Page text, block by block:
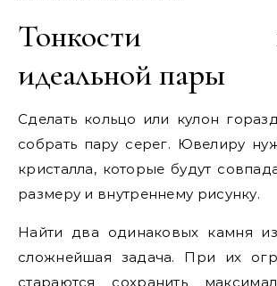
Тонкости
идеальной пары
Сделать кольцо или кулон
собрать пару серег. Ювелиру
кристалла, которые будут
размеру и внутреннему рисунку.
Найти два одинаковых камня
сложнейшая задача. При их
стараются сохранить